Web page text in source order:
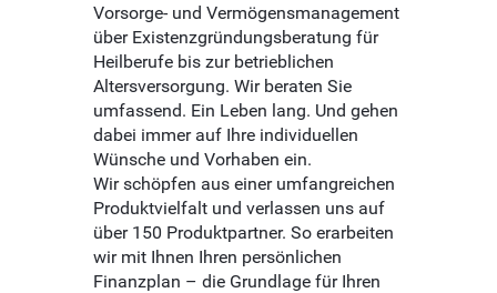
Vorsorge- und Vermögensmanagement
über Existenzgründungsberatung für
Heilberufe bis zur betrieblichen
Altersversorgung. Wir beraten Sie
umfassend. Ein Leben lang. Und gehen
dabei immer auf Ihre individuellen
Wünsche und Vorhaben ein.
Wir schöpfen aus einer umfangreichen
Produktvielfalt und verlassen uns auf
über 150 Produktpartner. So erarbeiten
wir mit Ihnen Ihren persönlichen
Finanzplan – die Grundlage für Ihren